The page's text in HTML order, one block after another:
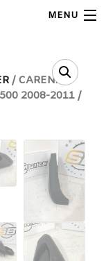
MENU
/ CARENA
2008-2011 /